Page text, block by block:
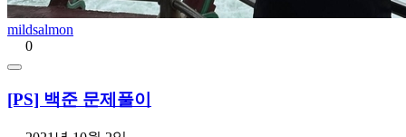
mildsalmon
0
[PS] 백준 문제풀이